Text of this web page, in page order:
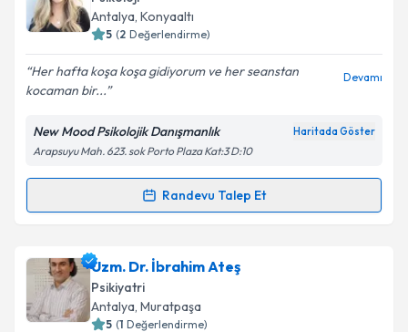
takvim hazırlandığında e-posta ile bilgilendireceğiz.
Kişisel verilerimin işlenmesine ilişkin
Aydınlatma
Metni'ni okudum ve kişisel verilerimin belirtilen
kapsamda işlenmesini kabul ediyorum.
Antalya, Konyaaltı
5 (2 Değerlendirme)
Her hafta koşa koşa gidiyorum ve her seanstan
kocaman bir...
Devamı
New Mood Psikolojik Danışmanlık Haritada Göster
Arapsuyu Mah. 623. sok Porto Plaza Kat:3 D:10
Randevu Talep Et
Randevu Takvimi Talebi
Klinik Psikolog Fatma Çelikiçin randevu takvimi
talebi oluşturun. Size bu uzmandan randevu almanız
için bir takvim hazırlandığında e-posta ile
bilgilendireceğiz.
Uzm. Dr. İbrahim Ateş
Psikiyatri
Antalya, Muratpaşa
5 (1 Değerlendirme)